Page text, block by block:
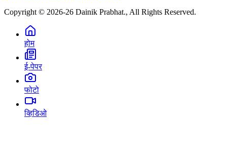
Copyright © 2026-26 Dainik Prabhat., All Rights Reserved.
होम
ई-पेपर
फोटो
व्हिडिओ